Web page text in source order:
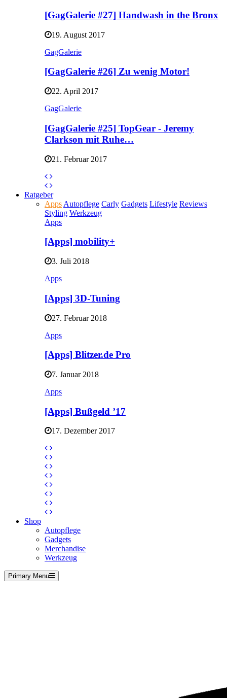
[GagGalerie #27] Handwash in the Bronx
19. August 2017
GagGalerie
[GagGalerie #26] Zu wenig Motor!
22. April 2017
GagGalerie
[GagGalerie #25] TopGear - Jeremy
Clarkson mit Ruhe…
21. Februar 2017
Ratgeber
Apps Autopflege Carly Gadgets Lifestyle Reviews
Styling Werkzeug
Apps
[Apps] mobility+
3. Juli 2018
Apps
[Apps] 3D-Tuning
27. Februar 2018
Apps
[Apps] Blitzer.de Pro
7. Januar 2018
Apps
[Apps] Bußgeld ’17
17. Dezember 2017
Shop
Autopflege
Gadgets
Merchandise
Werkzeug
Primary Menu